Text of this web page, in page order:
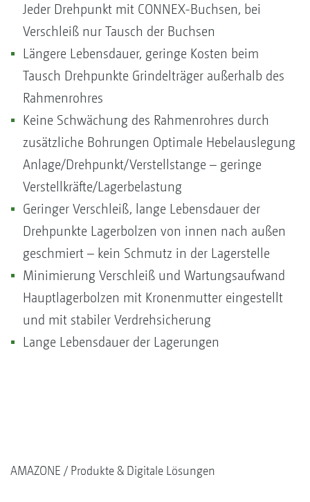
Jeder Drehpunkt mit CONNEX-Buchsen, bei
Verschleiß nur Tausch der Buchsen
Längere Lebensdauer, geringe Kosten beim
Tausch Drehpunkte Grindelträger außerhalb des
Rahmenrohres
Keine Schwächung des Rahmenrohres durch
zusätzliche Bohrungen Optimale Hebelauslegung
Anlage/Drehpunkt/Verstellstange – geringe
Verstellkräfte/Lagerbelastung
Geringer Verschleiß, lange Lebensdauer der
Drehpunkte Lagerbolzen von innen nach außen
geschmiert – kein Schmutz in der Lagerstelle
Minimierung Verschleiß und Wartungsaufwand
Hauptlagerbolzen mit Kronenmutter eingestellt
und mit stabiler Verdrehsicherung
Lange Lebensdauer der Lagerungen
AMAZONE Produkte & Digitale Lösungen